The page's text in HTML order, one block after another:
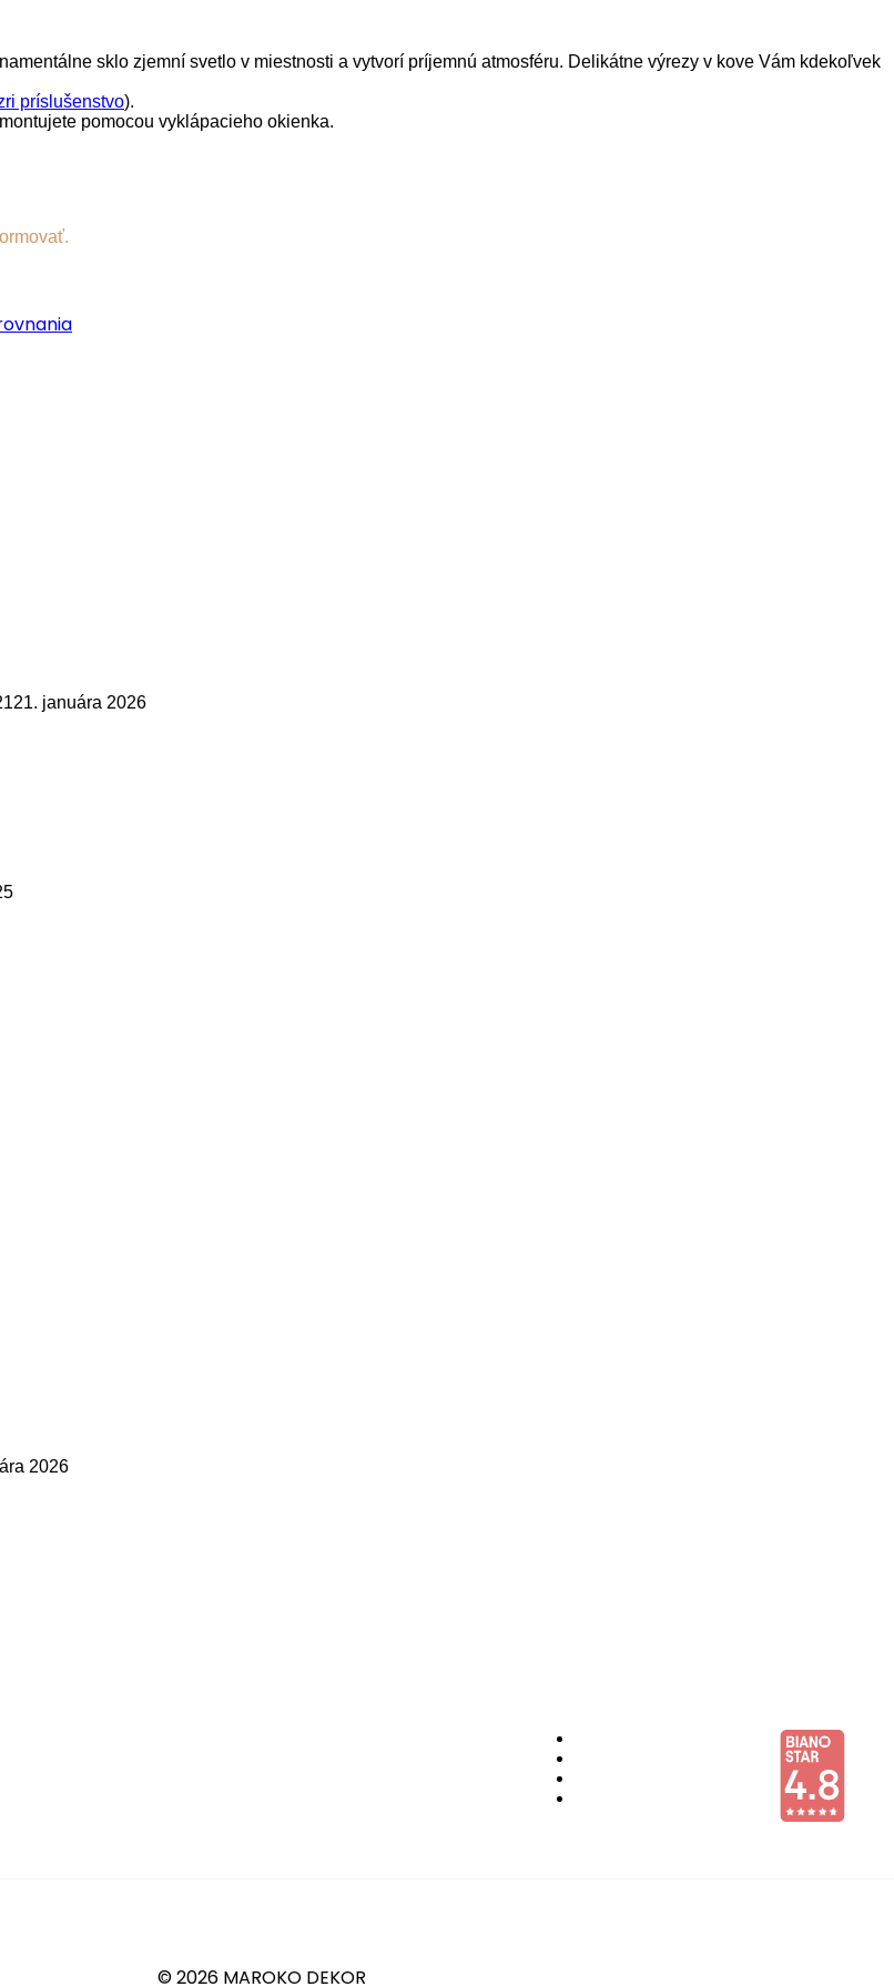
sklo zjemní svetlo v miestnosti a vytvorí príjemnú atmosféru. Delikátne výrezy v kove Vám kdekoľvek
príslušenstvo).
pomocou vyklápacieho okienka.
21. januára 2026
2026
© 2026 MAROKO DEKOR